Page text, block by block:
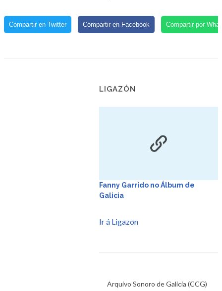
Compartir en Twitter Compartir en Facebook Compartir por
LIGAZÓN
Fanny Garrido no Álbum de
Galicia
Ir á Ligazon
Arquivo Sonoro de Galicia (CCG)